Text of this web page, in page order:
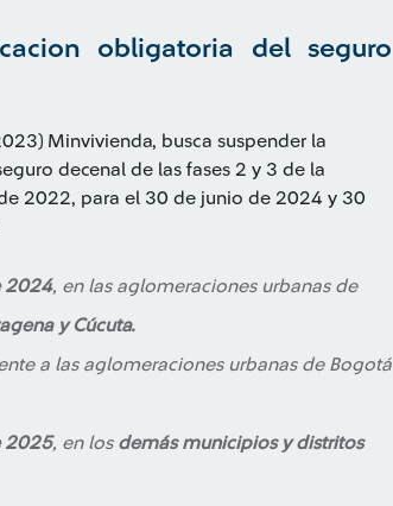
obligatoria del seguro
Minvivienda, busca suspender la
decenal de las fases 2 y 3 de la
2022, para el 30 de junio de 2024 y 30
2024, en las aglomeraciones urbanas de
y Cúcuta.
a las aglomeraciones urbanas de Bogotá
2025, en los demás municipios y distritos